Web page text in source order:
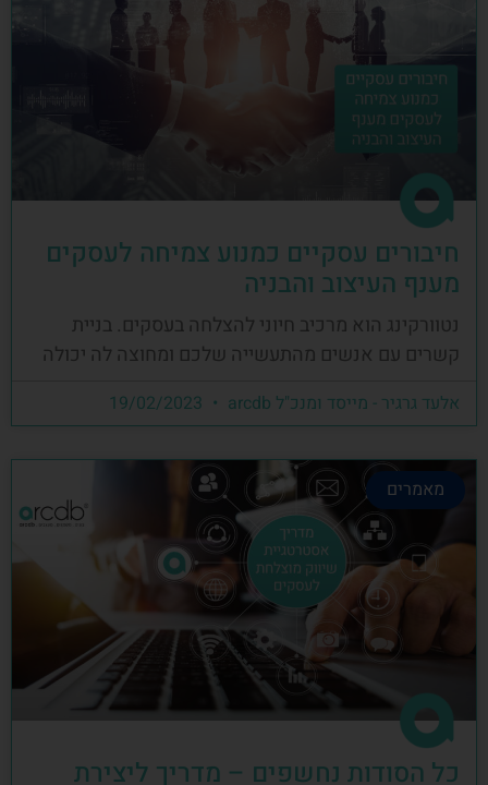
חיבורים עסקיים כמנוע צמיחה לעסקים
מענף העיצוב והבניה
נטוורקינג הוא מרכיב חיוני להצלחה בעסקים. בניית
קשרים עם אנשים מהתעשייה שלכם ומחוצה לה יכולה
אלעד גרגיר - מייסד ומנכ"ל arcdb
מאמרים
כל הסודות נחשפים – מדריך ליצירת